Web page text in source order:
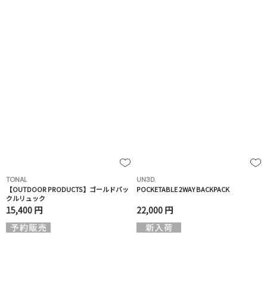
TONAL
【OUTDOOR PRODUCTS】ゴールドバッ
クルリュック
15,400 円
UN3D.
POCKETABLE 2WAY BACKPACK
22,000 円